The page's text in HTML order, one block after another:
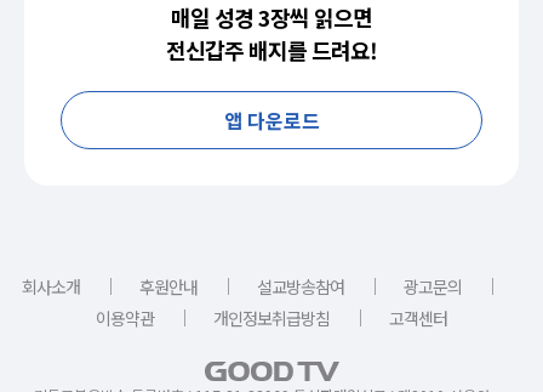
매일 성경 3장씩 읽으면
전신갑주 배지를 드려요!
앱 다운로드
회사소개 ｜ 후원안내 ｜ 설교방송참여 ｜ 광고문의
｜
이용약관
｜ 개인정보취급방침 ｜ 고객센터